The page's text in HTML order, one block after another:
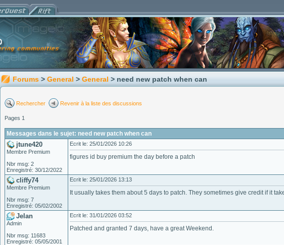
Forums > General > General > need new patch when can
Rechercher Revenir à la liste des discussions
Pages 1
Messages dans le sujet: need new patch when can
jtune420
Membre Premium
Nbr msg: 2
Enregistré: 30/12/2022
Ecrit le: 25/01/2026 10:26
figures id buy premium the day before a patch
cliffy74
Membre Premium
Nbr msg: 7
Enregistré: 05/02/2002
Ecrit le: 25/01/2026 13:13
It usually takes them about 5 days to patch. They sometimes give credit if it
Jelan
Admin
Nbr msg: 11683
Enregistré: 05/05/2001
Ecrit le: 31/01/2026 03:52
Patched and granted 7 days, have a great Weekend.